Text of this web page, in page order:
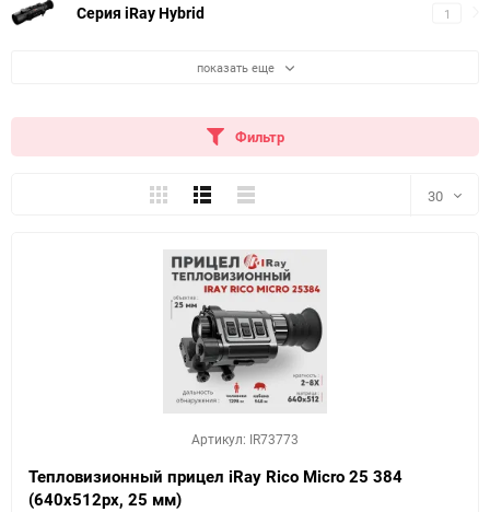
1
Серия iRay Hybrid
показать еще
Фильтр
ПлиткаПодробноКомпактно 30
Артикул: IR73773
Тепловизионный прицел iRay Rico Micro 25 384
(640х512px, 25 мм)